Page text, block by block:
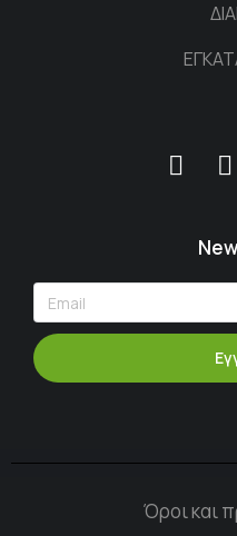
Όροι και